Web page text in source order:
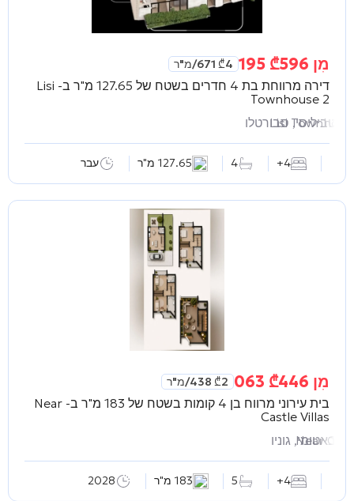
מִן ₾596 195
₾4 671 /מ"ר
דירה מרווחת בת 4 חדרים בשטח של 127.65 מ"ר ב-
Lisi
Townhouse 2
טביליסי, סבורטלו
Lisi
4+
4 127.65 מ"ר עבר
מִן ₾446 063
₾2 438 /מ"ר
בית עירוני מרווח בן 4 קומות בשטח של 183 מ"ר ב-
Near
Castle Villas
באטומי, גוניו
Near
4+
5 183 מ"ר 2028